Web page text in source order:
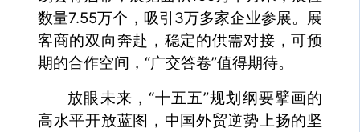
数量7.55万个，吸引3万多家企业参展。展
客商的双向奔赴，稳定的供需对接，可预
期的合作空间，“广交答卷”值得期待。
放眼未来，“十五五”规划纲要擘画的
高水平开放蓝图，中国外贸逆势上扬的坚